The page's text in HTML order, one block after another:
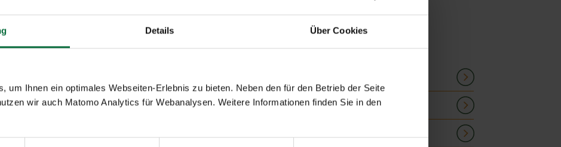
Details Über Cookies
um Ihnen ein optimales Webseiten-Erlebnis zu bieten. Neben den für den Betrieb der Seite
wir auch Matomo Analytics für Webanalysen. Weitere Informationen finden Sie in den
Open details
Open details